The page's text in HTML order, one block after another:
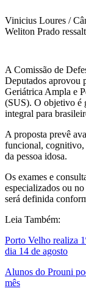
Vinicius Loures /
Weliton Prado
A Comissão de
Deputados aprovou
Geriátrica Ampla e
(SUS). O objetivo é
integral para
A proposta prevê
funcional, cognitivo,
da pessoa idosa.
Os exames e
especializados ou
será definida
Leia Também:
Porto Velho realiza
dia 14 de agosto
Alunos do Prouni
mês